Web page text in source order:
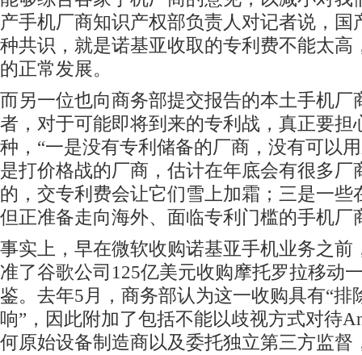
产手机厂商知识产权部负责人对记者说，国
种共识，就是诺基亚收取的专利费不能太高
的正常发展。
而另一位也向商务部提交报告的本土手机厂
者，对于可能即将到来的专利战，真正要担
种，“一是没有专利储备的厂商，没有可以
是打价格战的厂商，估计在年底会有很多厂
的，交专利费会让它们雪上加霜；三是一些
但正准备走向海外、面临专利门槛的手机厂
事实上，早在微软收购诺基亚手机业务之前
准了谷歌公司125亿美元收购摩托罗拉移动
鉴。去年5月，商务部认为这一收购具有“排
响”，因此附加了包括不能以歧视方式对待
何原始设备制造商以及委托独立第三方监督